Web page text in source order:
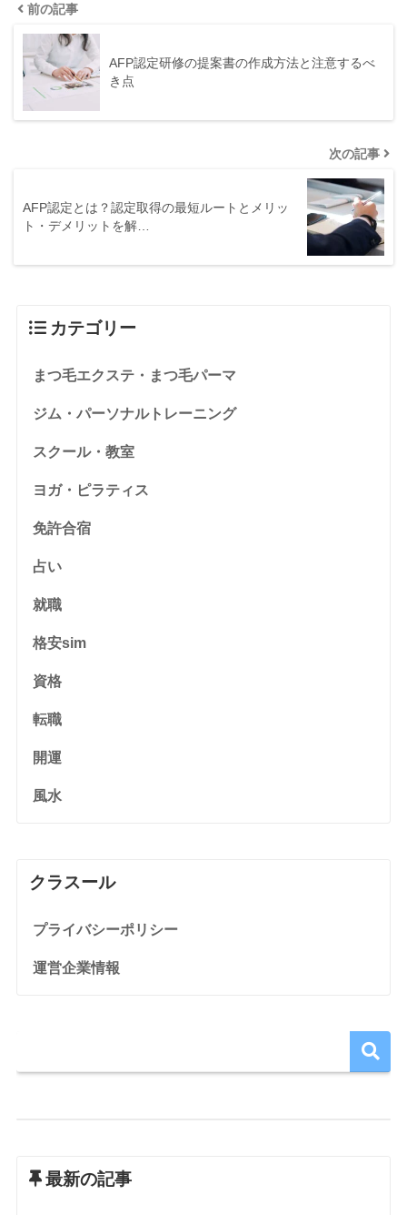
前の記事
AFP認定研修の提案書の作成方法と注意するべ
き点
次の記事
AFP認定とは？認定取得の最短ルートとメリッ
ト・デメリットを解…
カテゴリー
まつ毛エクステ・まつ毛パーマ
ジム・パーソナルトレーニング
スクール・教室
ヨガ・ピラティス
免許合宿
占い
就職
格安sim
資格
転職
開運
風水
クラスール
プライバシーポリシー
運営企業情報
最新の記事